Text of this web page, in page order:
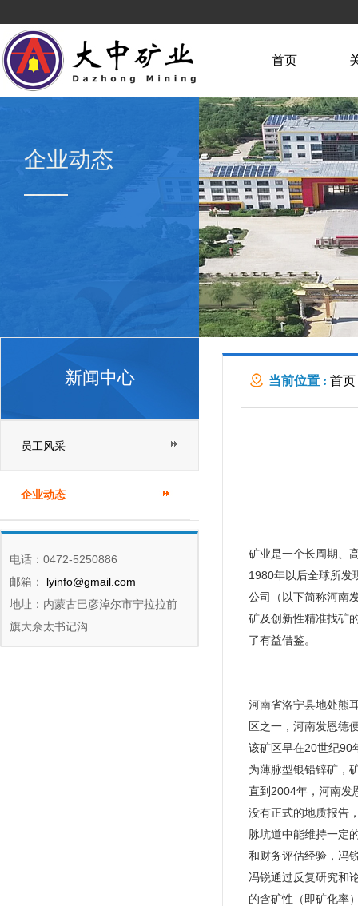
首页
企业动态
新闻中心
员工风采
企业动态
电话：0472-5250886
邮箱：
lyinfo@gmail.com
地址：内蒙古巴彦淖尔市宁拉拉前
旗大佘太书记沟
当前位置 : 首页
矿业是一个长周期、
1980年以后全球所发
公司（以下简称河南
矿及创新性精准找矿
了有益借鉴。
河南省洛宁县地处熊
区之一，河南发恩德
该矿区早在20世纪90
为薄脉型银铅锌矿，
直到2004年，河南发
没有正式的地质报告
脉坑道中能维持一定
和财务评估经验，冯
冯锐通过反复研究和
的含矿性（即矿化率